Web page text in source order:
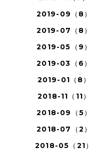
2019-09（8）
2019-07（8）
2019-05（9）
2019-03（6）
2019-01（8）
2018-11（11）
2018-09（5）
2018-07（2）
2018-05（21）